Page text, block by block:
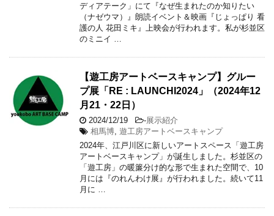
ディアテーク」にて『なぜ生まれたのか知りたい
（ナゼウマ）』朗読イベント＆映画『じょっぱり 看
護の人 花田ミキ』上映会が行われます。私が杉並区
のミニイ …
【遊工房アートベースキャンプ】グルー
プ展「RE : LAUNCHI2024」（2024年12
月21・22日）
2024/12/19 -展示紹介
相馬博 遊工房アートベースキャンプ
2024年、江戸川区に新しいアートスペース「遊工房
アートベースキャンプ」が誕生しました。杉並区の
「遊工房」の暖簾分け的な形で生まれた空間で、10
月には『のれんわけ展』が行われました。続いて11
月に …